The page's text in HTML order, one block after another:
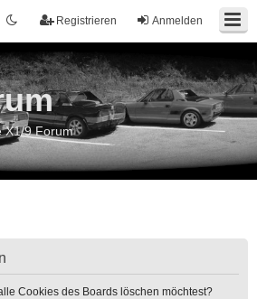
Anmelden
Registrieren
X1/9 Forum
Cookies des Boards löschen möchtest?